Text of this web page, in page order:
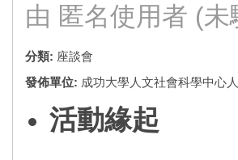
由 匿名使用者 (未
分類: 座談會
發佈單位: 成功大學人文社會科學中心
活動緣起